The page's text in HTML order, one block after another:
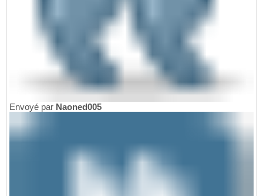
Envoyé par Naoned005